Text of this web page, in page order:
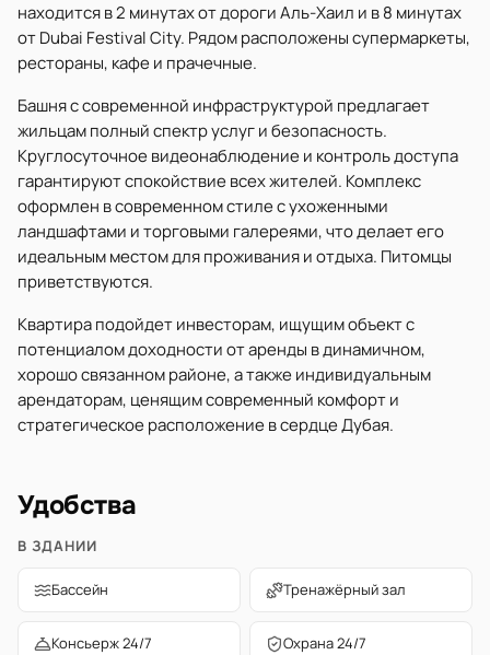
находится в 2 минутах от дороги Аль-Хаил и в 8 минутах
от Dubai Festival City. Рядом расположены супермаркеты,
рестораны, кафе и прачечные.
Башня с современной инфраструктурой предлагает
жильцам полный спектр услуг и безопасность.
Круглосуточное видеонаблюдение и контроль доступа
гарантируют спокойствие всех жителей. Комплекс
оформлен в современном стиле с ухоженными
ландшафтами и торговыми галереями, что делает его
идеальным местом для проживания и отдыха. Питомцы
приветствуются.
Квартира подойдет инвесторам, ищущим объект с
потенциалом доходности от аренды в динамичном,
хорошо связанном районе, а также индивидуальным
арендаторам, ценящим современный комфорт и
стратегическое расположение в сердце Дубая.
Удобства
В ЗДАНИИ
Бассейн Тренажёрный зал
Консьерж 24/7 Охрана 24/7